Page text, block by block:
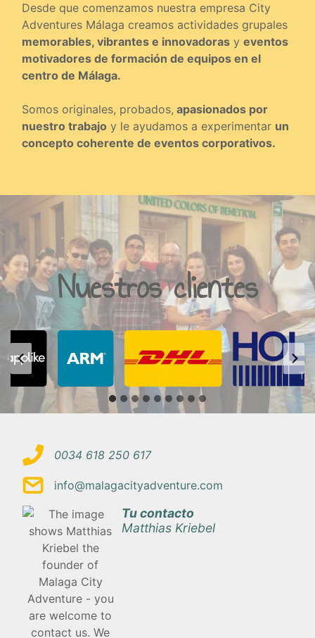
Desde que comenzamos nuestra empresa City
Adventures Málaga creamos actividades grupales
memorables, vibrantes e innovadoras y eventos
motivadores de formación de equipos en el
centro de Málaga.
Somos originales, probados, apasionados por
nuestro trabajo y le ayudamos a experimentar un
concepto coherente de eventos corporativos.
Nuestros clientes
0034 618 250 617
info@malagacityadventure.com
Tu contacto
Matthias Kriebel